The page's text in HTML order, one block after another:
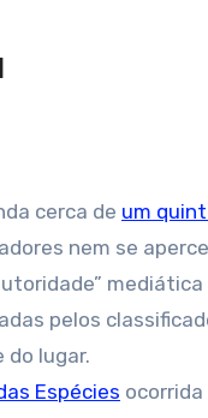
cerca de um
nem se
pelos
do lugar.
Espécies ocorrida